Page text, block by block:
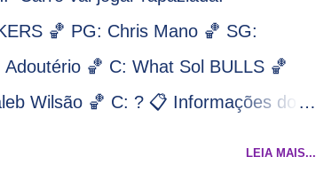
o nosso compromisso é sempre com
E do Lakers hein? Até agora
Nets tem interesse) e LeBrão
Draymond Green enquanto chora pro
🏀 PG: Chris Mano 🏀 SG:
🏀 C: What Sol BULLS 🏀
Wilsão 🏀 C: ? 📋 Informações do
LEIA MAIS...